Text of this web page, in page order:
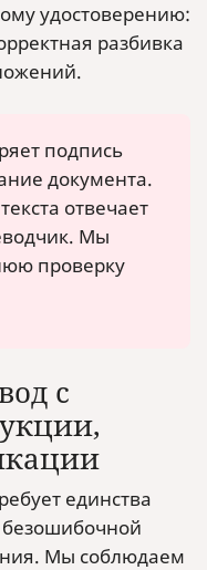
удостоверению:
разбивка
подпись
документа.
отвечает
Мы
проверку
с
единства
безошибочной
Мы соблюдаем